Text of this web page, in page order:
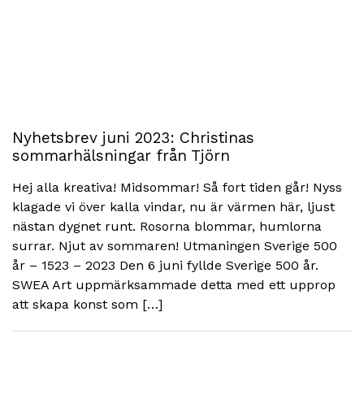
Nyhetsbrev juni 2023: Christinas
sommarhälsningar från Tjörn
Hej alla kreativa! Midsommar! Så fort tiden går! Nyss
klagade vi över kalla vindar, nu är värmen här, ljust
nästan dygnet runt. Rosorna blommar, humlorna
surrar. Njut av sommaren! Utmaningen Sverige 500
år – 1523 – 2023 Den 6 juni fyllde Sverige 500 år.
SWEA Art uppmärksammade detta med ett upprop
att skapa konst som […]